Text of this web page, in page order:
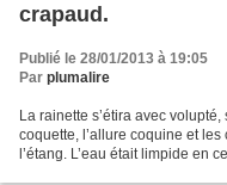
crapaud.
Publié le 28/01/2013 à 19:05
Par plumalire
La rainette s’étira avec
coquette, l’allure coquine et
l’étang. L’eau était limpide en